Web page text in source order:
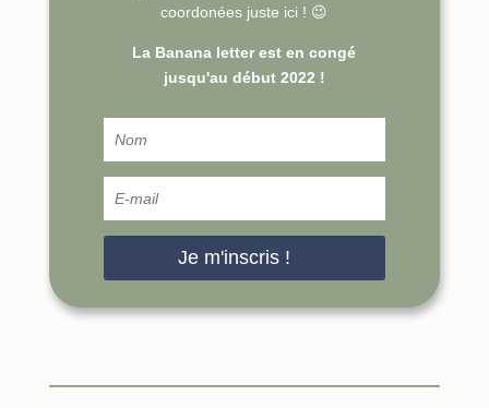
coordonées juste ici ! 😉
La Banana letter est en congé
jusqu'au début 2022 !
Je m'inscris !